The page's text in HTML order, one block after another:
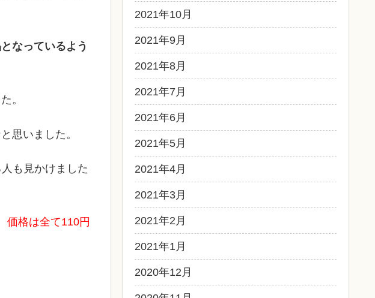
なっているよう
。
思いました。
も見かけました
価格は全て110円
2021年10月
2021年9月
2021年8月
2021年7月
2021年6月
2021年5月
2021年4月
2021年3月
2021年2月
2021年1月
2020年12月